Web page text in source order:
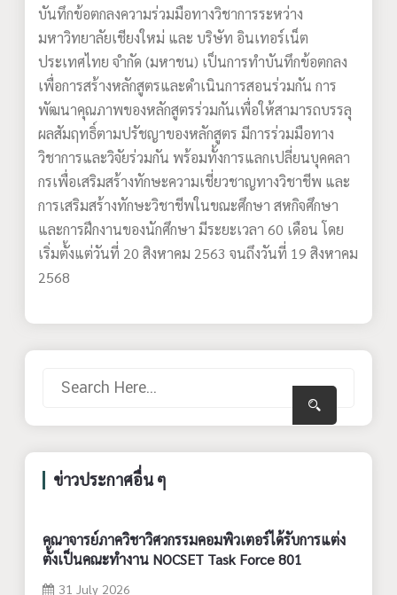
บันทึกข้อตกลงความร่วมมือทางวิชาการระหว่าง
มหาวิทยาลัยเชียงใหม่ และ บริษัท อินเทอร์เน็ต
ประเทศไทย จำกัด (มหาชน) เป็นการทำบันทึกข้อตกลง
เพื่อการสร้างหลักสูตรและดำเนินการสอนร่วมกัน การ
พัฒนาคุณภาพของหลักสูตรร่วมกันเพื่อให้สามารถบรรลุ
ผลสัมฤทธิ์ตามปรัชญาของหลักสูตร มีการร่วมมือทาง
วิชาการและวิจัยร่วมกัน พร้อมทั้งการแลกเปลี่ยนบุคคลา
กรเพื่อเสริมสร้างทักษะความเชี่ยวชาญทางวิชาชีพ และ
การเสริมสร้างทักษะวิชาชีพในขณะศึกษา สหกิจศึกษา
และการฝึกงานของนักศึกษา มีระยะเวลา 60 เดือน โดย
เริ่มตั้งแต่วันที่ 20 สิงหาคม 2563 จนถึงวันที่ 19 สิงหาคม
2568
ข่าวประกาศอื่น ๆ
คณาจารย์ภาควิชาวิศวกรรมคอมพิวเตอร์ได้รับการแต่ง
ตั้งเป็นคณะทำงาน NOCSET Task Force 801
31 July 2026